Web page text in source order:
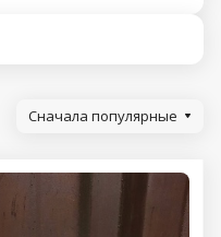
Сначала популярные